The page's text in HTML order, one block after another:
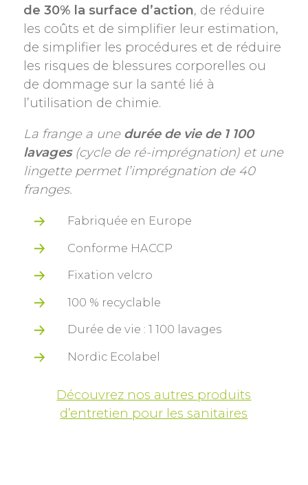
de 30% la surface d’action, de réduire
les coûts et de simplifier leur estimation,
de simplifier les procédures et de réduire
les risques de blessures corporelles ou
de dommage sur la santé lié à
l’utilisation de chimie.
La frange a une durée de vie de 1 100
lavages(cycle de ré-imprégnation) et une
lingette permet l’imprégnation de 40
franges.
Fabriquée en Europe
Conforme HACCP
Fixation velcro
100 % recyclable
Durée de vie : 1 100 lavages
Nordic Ecolabel
Découvrez nos autres produits
d’entretien pour les sanitaires